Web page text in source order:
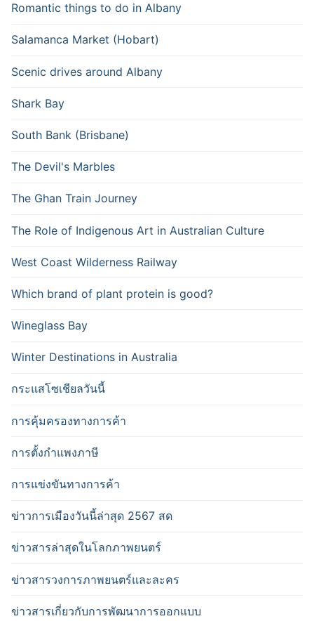
Romantic things to do in Albany
Salamanca Market (Hobart)
Scenic drives around Albany
Shark Bay
South Bank (Brisbane)
The Devil's Marbles
The Ghan Train Journey
The Role of Indigenous Art in Australian Culture
West Coast Wilderness Railway
Which brand of plant protein is good?
Wineglass Bay
Winter Destinations in Australia
กระแสโซเชียลวันนี้
การคุ้มครองทางการค้า
การตั้งกำแพงภาษี
การแข่งขันทางการค้า
ข่าวการเมืองวันนี้ล่าสุด 2567 สด
ข่าวสารล่าสุดในโลกภาพยนตร์
ข่าวสารวงการภาพยนตร์และละคร
ข่าวสารเกี่ยวกับการพัฒนาการออกแบบ